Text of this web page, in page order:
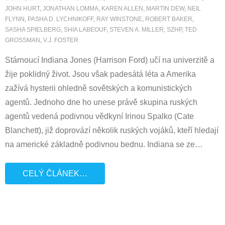
JOHN HURT, JONATHAN LOMMA, KAREN ALLEN , MARTIN DEW, NEIL
FLYNN , PASHA D. LYCHNIKOFF, RAY WINSTONE, ROBERT BAKER,
SASHA SPIELBERG, SHIA LABEOUF, STEVEN A. MILLER, SZHP, TED
GROSSMAN , V.J. FOSTER
Stárnoucí Indiana Jones (Harrison Ford) učí na univerzitě a
žije poklidný život. Jsou však padesátá léta a Amerika
zažívá hysterii ohledně sovětských a komunistických
agentů. Jednoho dne ho unese právě skupina ruských
agentů vedená podivnou vědkyní Irinou Spalko (Cate
Blanchett), již doprovází několik ruských vojáků, kteří hledají
na americké základně podivnou bednu. Indiana se ze…
CELÝ ČLÁNEK…